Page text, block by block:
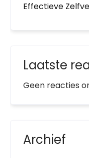
Effectieve
Laatste
Geen reacties
Archief